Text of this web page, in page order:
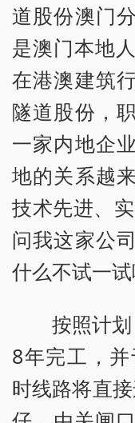
道股份澳门
是澳门本地
在港澳建筑
隧道股份，
一家内地企
地的关系越
技术先进、
问我这家公
什么不试一试
按照计
8年完工，
时线路将直